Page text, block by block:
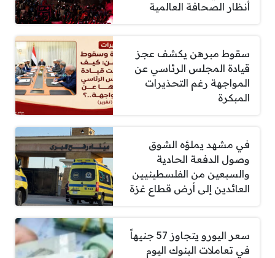
أنظار الصحافة العالمية
سقوط مبرهن يكشف عجز
قيادة المجلس الرئاسي عن
المواجهة رغم التحذيرات
المبكرة
في مشهد يملؤه الشوق
وصول الدفعة الحادية
والسبعين من الفلسطينيين
العائدين إلى أرض قطاع غزة
سعر اليورو يتجاوز 57 جنيهاً
في تعاملات البنوك اليوم